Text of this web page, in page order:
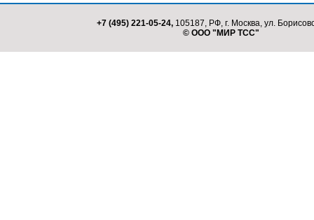
+7 (495) 221-05-24, 105187, РФ, г. Москва, ул.
© ООО "МИР ТСС"